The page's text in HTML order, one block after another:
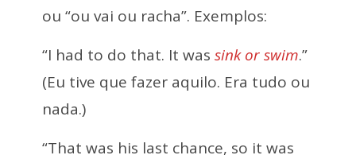
ou “ou vai ou racha”. Exemplos:
“I had to do that. It was sink or swim.”
(Eu tive que fazer aquilo. Era tudo ou
nada.)
“That was his last chance, so it was